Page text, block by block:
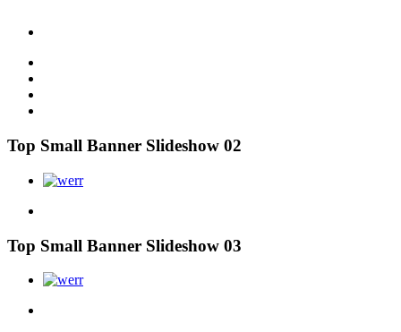
Top Small Banner Slideshow 02
Top Small Banner Slideshow 03